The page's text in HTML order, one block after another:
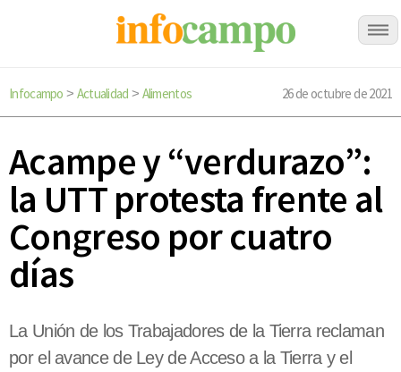
Infocampo > Actualidad > Alimentos 26 de octubre de 2021
Acampe y “verdurazo”:
la UTT protesta frente al
Congreso por cuatro
días
La Unión de los Trabajadores de la Tierra reclaman
por el avance de Ley de Acceso a la Tierra y el